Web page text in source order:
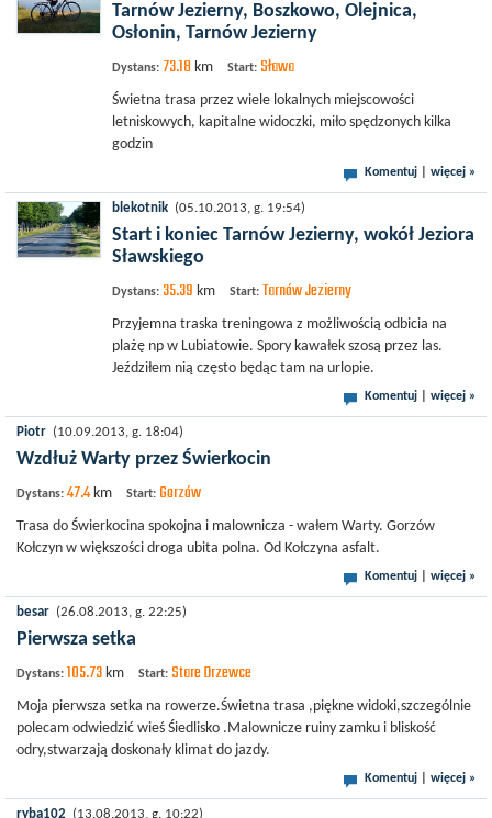
Tarnów Jezierny, Boszkowo, Olejnica,
Osłonin, Tarnów Jezierny
Dystans: 73.18 km Start: Sława
Świetna trasa przez wiele lokalnych miejscowości
letniskowych, kapitalne widoczki, miło spędzonych kilka
godzin
Komentuj więcej »
blekotnik (05.10.2013, g. 19:54)
Start i koniec Tarnów Jezierny, wokół Jeziora
Sławskiego
Dystans: 35.39 km Start: Tarnów Jezierny
Przyjemna traska treningowa z możliwością odbicia na
plażę np w Lubiatowie. Spory kawałek szosą przez las.
Jeździłem nią często będąc tam na urlopie.
Komentuj więcej »
Piotr (10.09.2013, g. 18:04)
Wzdłuż Warty przez Świerkocin
Dystans: 47.4 km Start: Gorzów
Trasa do Świerkocina spokojna i malownicza - wałem Warty. Gorzów
Kołczyn w większości droga ubita polna. Od Kołczyna asfalt.
Komentuj więcej »
besar (26.08.2013, g. 22:25)
Pierwsza setka
Dystans: 105.73 km Start: Stare Drzewce
Moja pierwsza setka na rowerze.Świetna trasa ,piękne widoki,szczególnie
polecam odwiedzić wieś Śiedlisko .Malownicze ruiny zamku i bliskość
odry,stwarzają doskonały klimat do jazdy.
Komentuj więcej »
ryba102 (13.08.2013, g. 10:22)